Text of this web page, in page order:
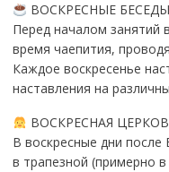
ВОСКРЕСНЫЕ
Перед началом занятий
время чаепития,
Каждое воскресенье
наставления на
ВОСКРЕСНАЯ
В воскресные дни после
в трапезной (примерно